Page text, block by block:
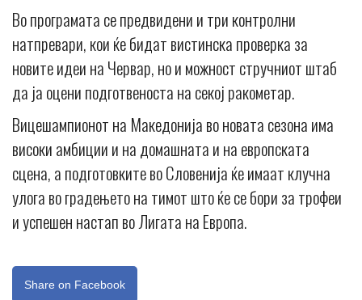
Во програмата се предвидени и три контролни
натпревари, кои ќе бидат вистинска проверка за
новите идеи на Червар, но и можност стручниот штаб
да ја оцени подготвеноста на секој ракометар.
Вицешампионот на Македонија во новата сезона има
високи амбиции и на домашната и на европската
сцена, а подготовките во Словенија ќе имаат клучна
улога во градењето на тимот што ќе се бори за трофеи
и успешен настап во Лигата на Европа.
Share on Facebook